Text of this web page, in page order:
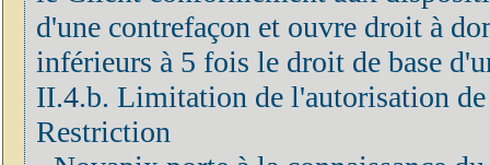
d'une contrefaçon et ouvre droit à
inférieurs à 5 fois le droit de base
II.4.b. Limitation de l'autorisation
Restriction